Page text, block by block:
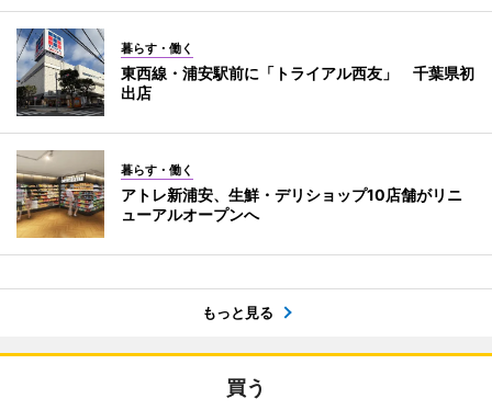
暮らす・働く
東西線・浦安駅前に「トライアル西友」 千葉県初
出店
暮らす・働く
アトレ新浦安、生鮮・デリショップ10店舗がリニ
ューアルオープンへ
もっと見る
買う